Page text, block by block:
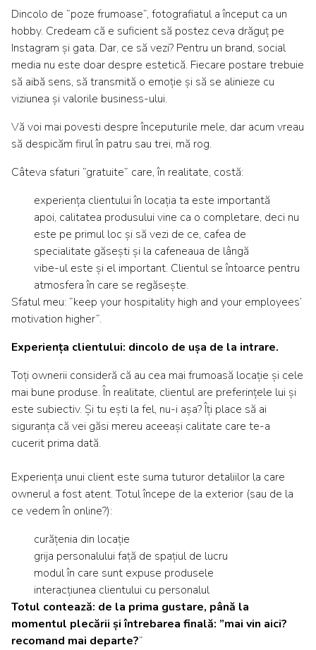
Dincolo de ”poze frumoase”, fotografiatul a început ca un
hobby. Credeam că e suficient să postez ceva drăguț pe
Instagram și gata. Dar, ce să vezi? Pentru un brand, social
media nu este doar despre estetică. Fiecare postare trebuie
să aibă sens, să transmită o emoție și să se alinieze cu
viziunea și valorile business-ului.
Vă voi mai povesti despre începuturile mele, dar acum vreau
să despicăm firul în patru sau trei, mă rog.
Câteva sfaturi ”gratuite” care, în realitate, costă:
experiența clientului în locația ta este importantă
apoi, calitatea produsului vine ca o completare, deci nu
este pe primul loc și să vezi de ce, cafea de
specialitate găsești și la cafeneaua de lângă
vibe-ul este și el important. Clientul se întoarce pentru
atmosfera în care se regăsește.
Sfatul meu: ”keep your hospitality high and your employees’
motivation higher”.
Experiența clientului: dincolo de ușa de la intrare.
Toți ownerii consideră că au cea mai frumoasă locație și cele
mai bune produse. În realitate, clientul are preferințele lui și
este subiectiv. Și tu ești la fel, nu-i așa? Îți place să ai
siguranța că vei găsi mereu aceeași calitate care te-a
cucerit prima dată.
Experiența unui client este suma tuturor detaliilor la care
ownerul a fost atent. Totul începe de la exterior (sau de la
ce vedem în online?):
curățenia din locație
grija personalului față de spațiul de lucru
modul în care sunt expuse produsele
interacțiunea clientului cu personalul
Totul contează: de la prima gustare, până la
momentul plecării și întrebarea finală: ”mai vin aici?
recomand mai departe?”